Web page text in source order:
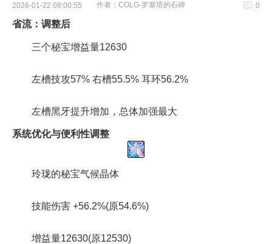
2026-01-22 08:00:55 作者：COLG-罗塞塔的石碑 0
省流：调整后
三个秘宝增益量12630
左槽技攻57% 右槽55.5% 耳环56.2%
左槽黑牙提升增加，总体加强最大
系统优化与便利性调整
玲珑的秘宝气候晶体
技能伤害 +56.2%(原54.6%)
增益量12630(原12530)